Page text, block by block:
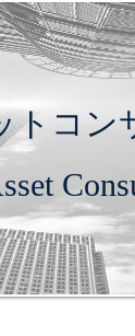
トコン